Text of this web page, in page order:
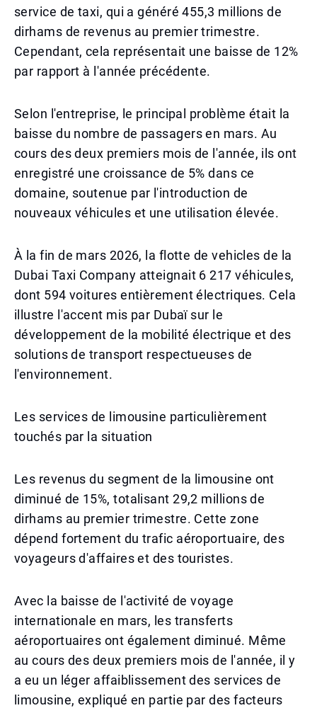
service de taxi, qui a généré 455,3 millions de
dirhams de revenus au premier trimestre.
Cependant, cela représentait une baisse de 12%
par rapport à l'année précédente.
Selon l'entreprise, le principal problème était la
baisse du nombre de passagers en mars. Au
cours des deux premiers mois de l'année, ils ont
enregistré une croissance de 5% dans ce
domaine, soutenue par l'introduction de
nouveaux véhicules et une utilisation élevée.
À la fin de mars 2026, la flotte de vehicles de la
Dubai Taxi Company atteignait 6 217 véhicules,
dont 594 voitures entièrement électriques. Cela
illustre l'accent mis par Dubaï sur le
développement de la mobilité électrique et des
solutions de transport respectueuses de
l'environnement.
Les services de limousine particulièrement
touchés par la situation
Les revenus du segment de la limousine ont
diminué de 15%, totalisant 29,2 millions de
dirhams au premier trimestre. Cette zone
dépend fortement du trafic aéroportuaire, des
voyageurs d'affaires et des touristes.
Avec la baisse de l'activité de voyage
internationale en mars, les transferts
aéroportuaires ont également diminué. Même
au cours des deux premiers mois de l'année, il y
a eu un léger affaiblissement des services de
limousine, expliqué en partie par des facteurs